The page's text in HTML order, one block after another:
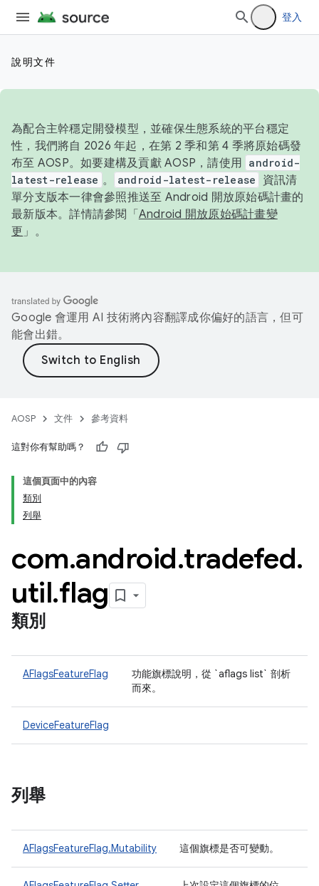
登入
說明文件
為配合主幹穩定開發模型，並確保生態系統的平台穩定
性，我們將自 2026 年起，在第 2 季和第 4 季將原始碼發
布至 AOSP。如要建構及貢獻 AOSP，請使用 android-
latest-release 。 android-latest-release
資訊清
單分支版本一律會參照推送至 Android 開放原始碼計畫的
最新版本。詳情請參閱「 Android 開放原始碼計畫變
更 」。
Google 會運用 AI 技術將內容翻譯成你偏好的語言，但可
能會出錯。
AOSP 文件 參考資料
這對你有幫助嗎？
這個頁面中的內容
類別
列舉
com.android.tradefed.
util.flag
類別
AFlagsFeatureFlag
功能旗標說明，從 `aflags list` 剖析
而來。
DeviceFeatureFlag
列舉
AFlagsFeatureFlag.Mutability 這個旗標是否可變動。